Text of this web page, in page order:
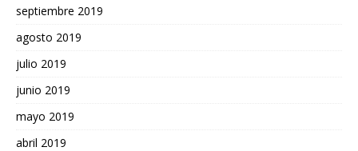
septiembre 2019
agosto 2019
julio 2019
junio 2019
mayo 2019
abril 2019